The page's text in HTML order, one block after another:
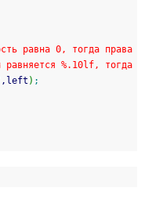
равна 0, тогда права
равняется %.10lf, тогда
,left ) ;